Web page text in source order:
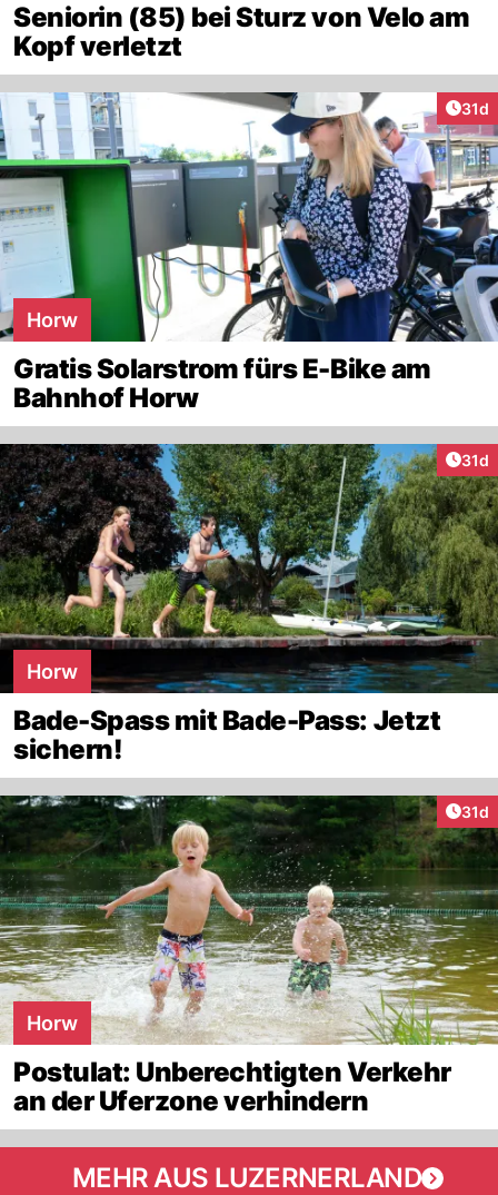
Seniorin (85) bei Sturz von Velo am
Kopf verletzt
31d
Horw
Gratis Solarstrom fürs E-Bike am
Bahnhof Horw
31d
Horw
Bade-Spass mit Bade-Pass: Jetzt
sichern!
31d
Horw
Postulat: Unberechtigten Verkehr
an der Uferzone verhindern
MEHR AUS LUZERNERLAND